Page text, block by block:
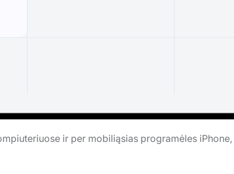
ir per mobiliąsias programėles